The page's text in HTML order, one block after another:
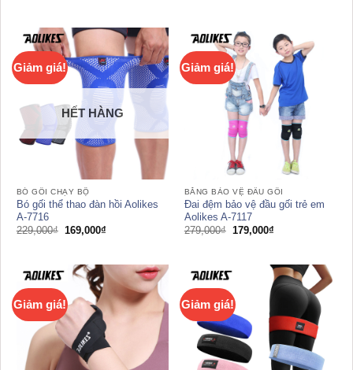
129,000₫.
Giảm giá!
HẾT HÀNG
BÓ GỐI CHẠY BỘ
Bó gối thể thao đàn hồi Aolikes
A-7716
229,000₫ Giá
169,000₫Giá
169,000₫.
Giảm giá!
BĂNG BẢO VỆ ĐẦU GỐI
Đai đệm bảo vệ đầu gối trẻ em
Aolikes A-7117
279,000₫ Giá
179,000₫Giá
179,000₫.
Giảm giá! Giảm giá!